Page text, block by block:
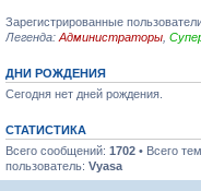
Зарегистрированные
Легенда: Администраторы
ДНИ РОЖДЕНИЯ
Сегодня нет дней рождения.
СТАТИСТИКА
Всего сообщений: 1702 • Всего
пользователь: Vyasa